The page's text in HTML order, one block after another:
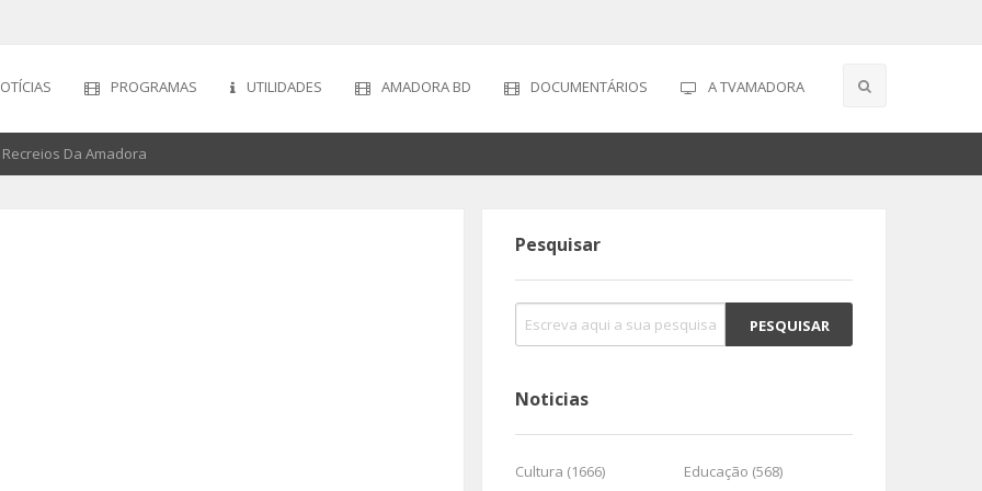
PROGRAMAS UTILIDADES AMADORA BD DOCUMENTÁRIOS A TVAMADORA
Da Amadora
Pesquisar
Noticias
Cultura (1666)
Educação (568)